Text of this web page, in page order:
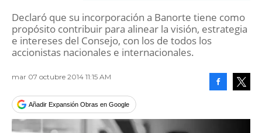
Declaró que su incorporación a Banorte tiene como
propósito contribuir para alinear la visión, estrategia
e intereses del Consejo, con los de todos los
accionistas nacionales e internacionales.
mar 07 octubre 2014 11:15 AM
Añadir Expansión Obras en Google